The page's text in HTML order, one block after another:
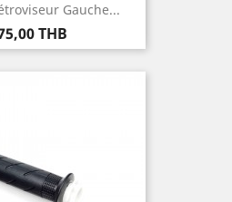
Gauche...
THB